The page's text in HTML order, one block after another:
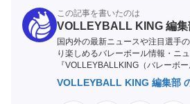
この記事を書いたのは
VOLLEYBALL KING 編集
国内外の最新ニュースや注目選手
り楽しめるバレーボール情報・ニ
『VOLLEYBALLKING（バレーボ
VOLLEYBALL KING 編集部